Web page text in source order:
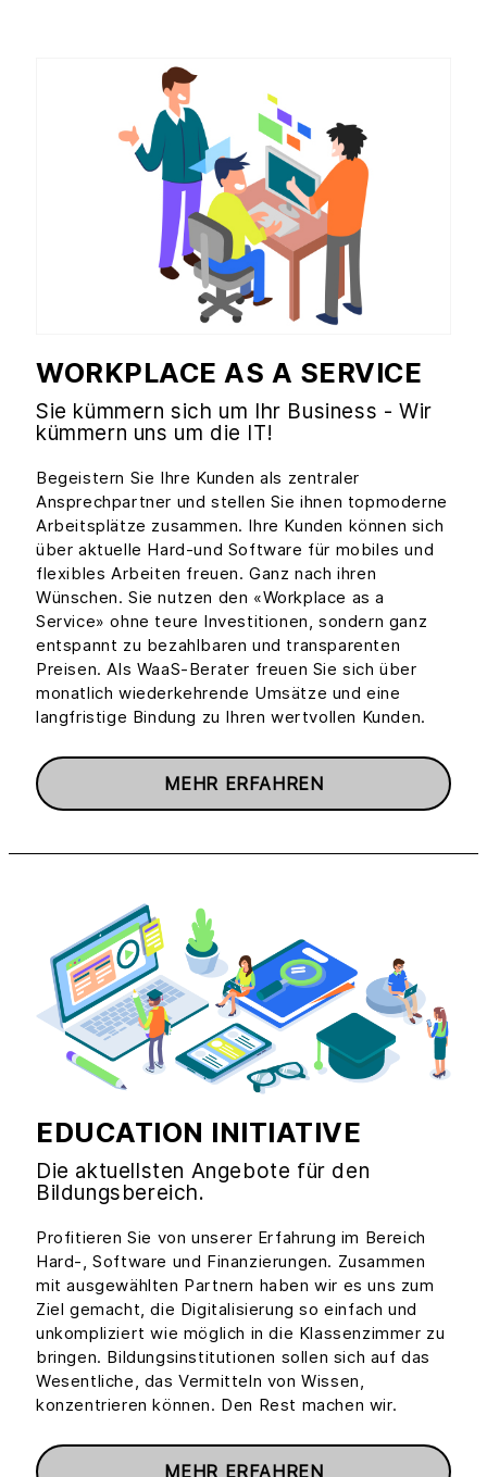
WORKPLACE AS A SERVICE
Sie kümmern sich um Ihr Business - Wir
kümmern uns um die IT!
Begeistern Sie Ihre Kunden als zentraler
Ansprechpartner und stellen Sie ihnen topmoderne
Arbeitsplätze zusammen. Ihre Kunden können sich
über aktuelle Hard-und Software für mobiles und
flexibles Arbeiten freuen. Ganz nach ihren
Wünschen. Sie nutzen den «Workplace as a
Service» ohne teure Investitionen, sondern ganz
entspannt zu bezahlbaren und transparenten
Preisen. Als WaaS-Berater freuen Sie sich über
monatlich wiederkehrende Umsätze und eine
langfristige Bindung zu Ihren wertvollen Kunden.
MEHR ERFAHREN
EDUCATION INITIATIVE
Die aktuellsten Angebote für den
Bildungsbereich.
Profitieren Sie von unserer Erfahrung im Bereich
Hard-, Software und Finanzierungen. Zusammen
mit ausgewählten Partnern haben wir es uns zum
Ziel gemacht, die Digitalisierung so einfach und
unkompliziert wie möglich in die Klassenzimmer zu
bringen. Bildungsinstitutionen sollen sich auf das
Wesentliche, das Vermitteln von Wissen,
konzentrieren können. Den Rest machen wir.
MEHR ERFAHREN